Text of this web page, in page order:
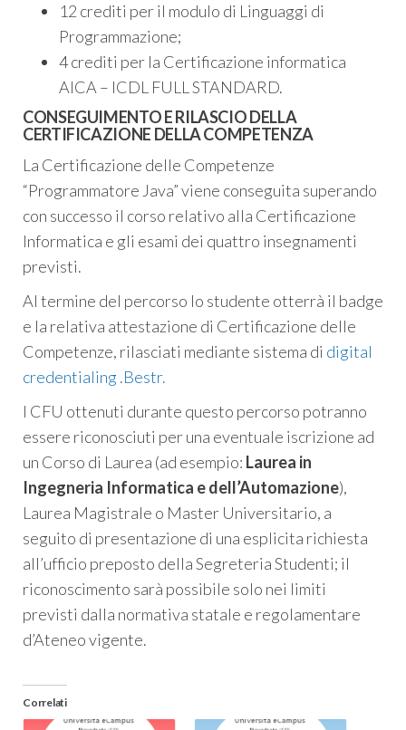
12 crediti per il modulo di Linguaggi di
Programmazione;
4 crediti per la Certificazione informatica
AICA – ICDL FULL STANDARD.
CONSEGUIMENTO E RILASCIO DELLA
CERTIFICAZIONE DELLA COMPETENZA
La Certificazione delle Competenze
“Programmatore Java” viene conseguita superando
con successo il corso relativo alla Certificazione
Informatica e gli esami dei quattro insegnamenti
previsti.
Al termine del percorso lo studente otterrà il badge
e la relativa attestazione di Certificazione delle
Competenze, rilasciati mediante sistema di digital
credentialing .Bestr.
I CFU ottenuti durante questo percorso potranno
essere riconosciuti per una eventuale iscrizione ad
un Corso di Laurea (ad esempio: Laurea in
Ingegneria Informatica e dell’Automazione),
Laurea Magistrale o Master Universitario, a
seguito di presentazione di una esplicita richiesta
all’ufficio preposto della Segreteria Studenti; il
riconoscimento sarà possibile solo nei limiti
previsti dalla normativa statale e regolamentare
d’Ateneo vigente.
Correlati